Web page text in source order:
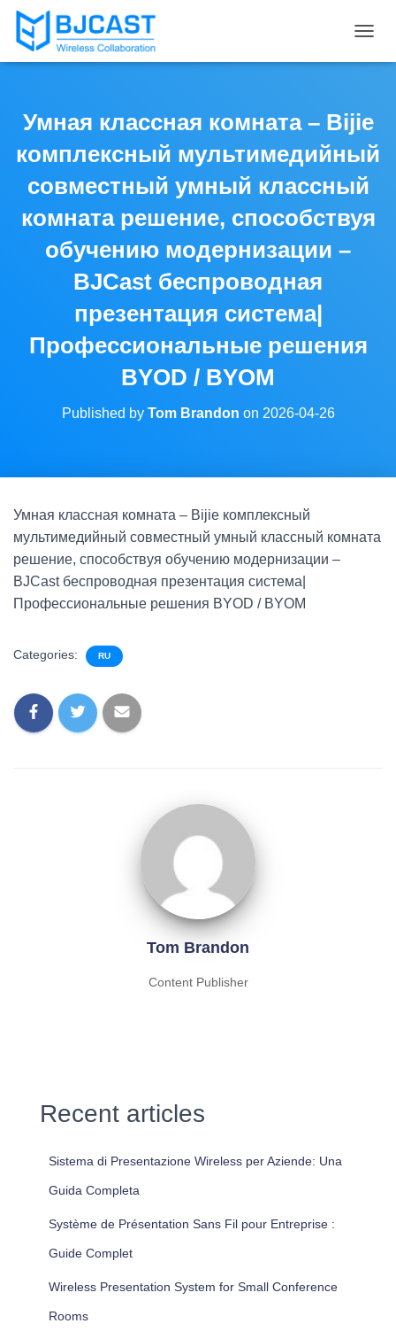
O
E
N
A
V
I
G
A
Умная классная комната – Bijie
комплексный мультимедийный
совместный умный классный
комната решение, способствуя
обучению модернизации –
BJCast беспроводная
презентация система|
Профессиональные решения
BYOD / BYOM
Published by Tom Brandon on 2026-04-26
Умная классная комната – Bijie комплексный
мультимедийный совместный умный классный комната
решение, способствуя обучению модернизации –
BJCast беспроводная презентация система|
Профессиональные решения BYOD / BYOM
Categories: RU
Tom Brandon
Content Publisher
Recent articles
Sistema di Presentazione Wireless per Aziende: Una
Guida Completa
Système de Présentation Sans Fil pour Entreprise :
Guide Complet
Wireless Presentation System for Small Conference
Rooms